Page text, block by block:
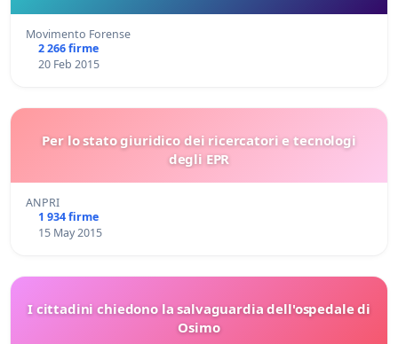
Movimento Forense
2 266 firme
20 Feb 2015
Per lo stato giuridico dei ricercatori e tecnologi
degli EPR
ANPRI
1 934 firme
15 May 2015
I cittadini chiedono la salvaguardia dell'ospedale di
Osimo